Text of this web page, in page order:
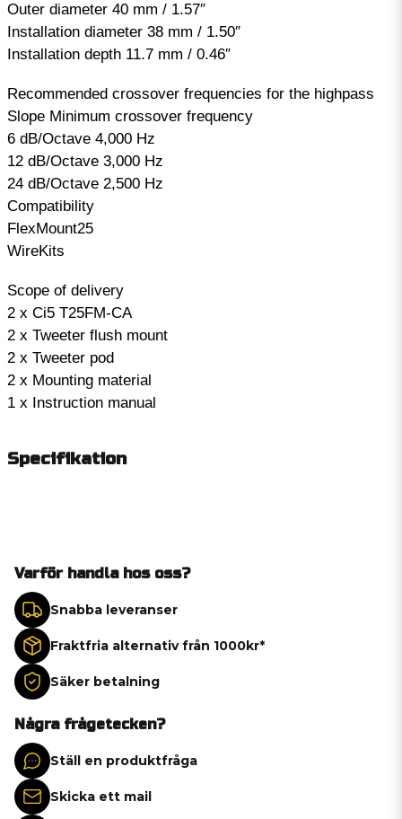
Outer diameter 40 mm / 1.57″
Installation diameter 38 mm / 1.50″
Installation depth 11.7 mm / 0.46″
Recommended crossover frequencies for the highpass
Slope Minimum crossover frequency
6 dB/Octave 4,000 Hz
12 dB/Octave 3,000 Hz
24 dB/Octave 2,500 Hz
Compatibility
FlexMount25
WireKits
Scope of delivery
2 x Ci5 T25FM-CA
2 x Tweeter flush mount
2 x Tweeter pod
2 x Mounting material
1 x Instruction manual
Specifikation
Varför handla hos oss?
Snabba leveranser
Fraktfria alternativ från 1000kr*
Säker betalning
Några frågetecken?
Ställ en produktfråga
Skicka ett mail